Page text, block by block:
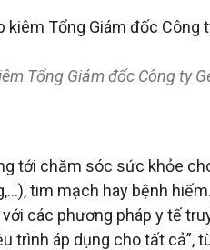
Tổng Giám đốc Công ty
tới chăm sóc sức khỏe
tim mạch hay bệnh
các phương pháp y tế
trình áp dụng cho tất